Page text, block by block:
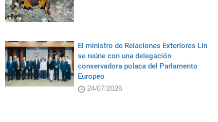
El ministro de Relaciones Exteriores Lin
se reúne con una delegación
conservadora polaca del Parlamento
Europeo
24/07/2026